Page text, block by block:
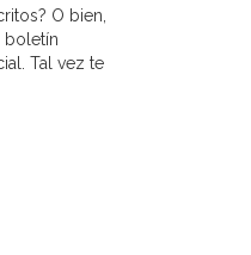
O bien,
boletín
Tal vez te